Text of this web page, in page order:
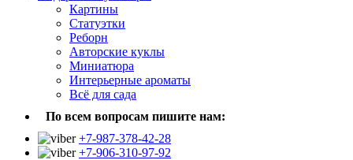
Картины
Статуэтки
Реборн
Авторские куклы
Миниатюра
Интерьерные ароматы
Всё для сада
По всем вопросам пишите нам:
+7-987-378-42-28
+7-906-310-97-92